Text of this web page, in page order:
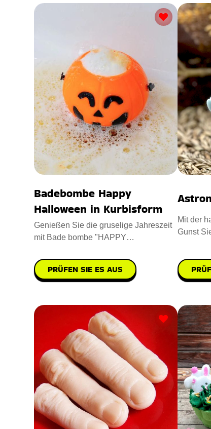
Badebombe Happy
Halloween in Kurbisform
Genießen Sie die gruselige Jahreszeit
mit Bade bombe "HAPPY
Badebomb
PRÜFEN SIE ES AUS
Mit der
Gunst